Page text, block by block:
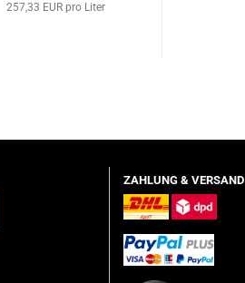
257,33 EUR pro Liter
ZAHLUNG & VERSAND